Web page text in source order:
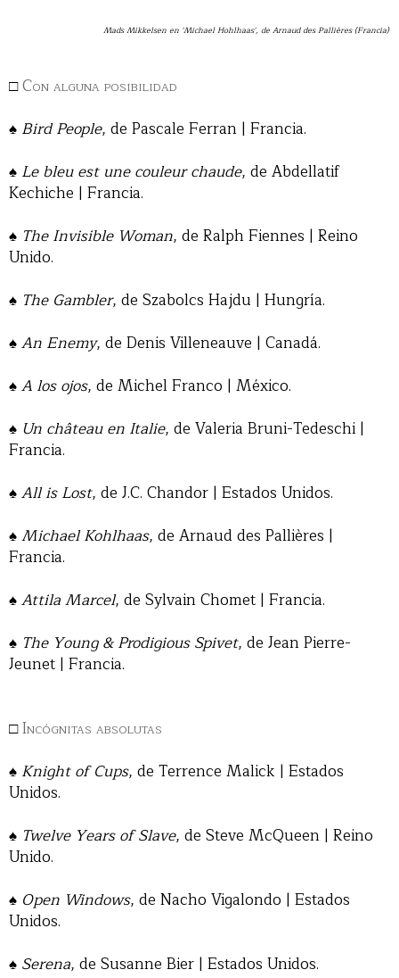
Mads Mikkelsen en 'Michael Hohlhaas', de Arnaud des Palliéres (Francia)
□Con alguna posibilidad
♠ Bird People, de Pascale Ferran | Francia.
♠ Le bleu est une couleur chaude, de Abdellatif
Kechiche | Francia.
♠ The Invisible Woman, de Ralph Fiennes | Reino
Unido.
♠ The Gambler, de Szabolcs Hajdu | Hungría.
♠An Enemy, de Denis Villeneauve | Canadá.
♠A los ojos, de Michel Franco | México.
♠ Un château en Italie, de Valeria Bruni-Tedeschi |
Francia.
♠All is Lost, de J.C. Chandor | Estados Unidos.
♠Michael Kohlhaas, de Arnaud des Pallières |
Francia.
♠Attila Marcel, de Sylvain Chomet | Francia.
♠ The Young & Prodigious Spivet, de Jean Pierre-
Jeunet | Francia.
□Incógnitas absolutas
♠ Knight of Cups, de Terrence Malick | Estados
Unidos.
♠ Twelve Years of Slave, de Steve McQueen | Reino
Unido.
♠ Open Windows, de Nacho Vigalondo | Estados
Unidos.
♠ Serena, de Susanne Bier | Estados Unidos.